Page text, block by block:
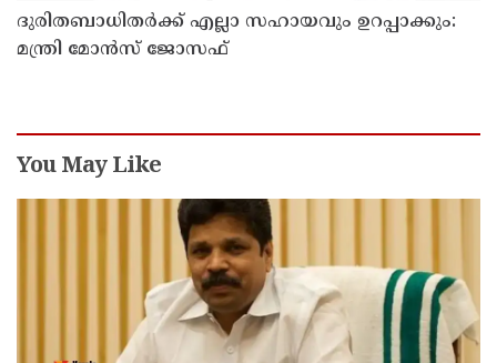
ദുരിതബാധിതർക്ക് എല്ലാ സഹായവും ഉറപ്പാക്കും:
മന്ത്രി മോൻസ് ജോസഫ്
You May Like